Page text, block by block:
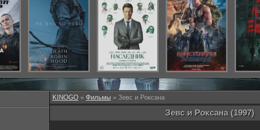
KINOGO » Фильмы » Зевс и Роксана
Зевс и Роксана (1997)